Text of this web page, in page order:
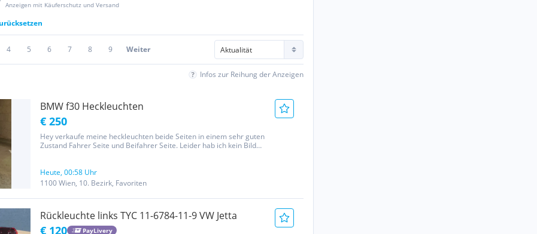
Anzeigen mit Käuferschutz und Versand
4 5 6 7 8 9 Weiter
Infos zur Reihung der Anzeigen
BMW f30 Heckleuchten
€ 250
Hey verkaufe meine heckleuchten beide Seiten in einem sehr guten
Zustand Fahrer Seite und Beifahrer Seite. Leider hab ich kein Bild
Heute, 00:58 Uhr
1100 Wien, 10. Bezirk, Favoriten
Rückleuchte links TYC 11-6784-11-9 VW Jetta
€ 120 PayLivery